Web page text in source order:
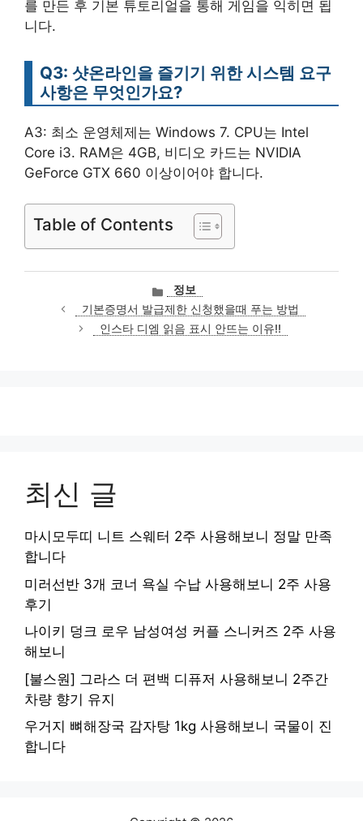
를 만든 후 기본 튜토리얼을 통해 게임을 익히면 됩
니다.
Q3: 샷온라인을 즐기기 위한 시스템 요구
사항은 무엇인가요?
A3: 최소 운영체제는 Windows 7. CPU는 Intel
Core i3. RAM은 4GB, 비디오 카드는 NVIDIA
GeForce GTX 660 이상이어야 합니다.
Table of Contents
카
테
고
리
정보
기본증명서 발급제한 신청했을때 푸는 방법
인스타 디엠 읽음 표시 안뜨는 이유!!
최신 글
마시모두띠 니트 스웨터 2주 사용해보니 정말 만족
합니다
미러선반 3개 코너 욕실 수납 사용해보니 2주 사용
후기
나이키 덩크 로우 남성여성 커플 스니커즈 2주 사용
해보니
[불스원] 그라스 더 편백 디퓨저 사용해보니 2주간
차량 향기 유지
우거지 뼈해장국 감자탕 1kg 사용해보니 국물이 진
합니다